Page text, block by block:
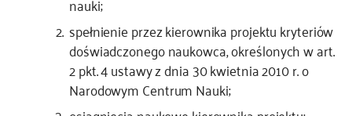
spełnienie przez kierownika projektu kryteriów
doświadczonego naukowca, określonych w art.
2 pkt. 4 ustawy z dnia 30 kwietnia 2010 r. o
Narodowym Centrum Nauki;